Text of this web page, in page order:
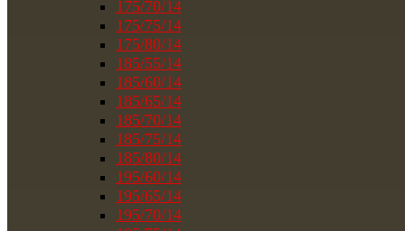
175/70/14
175/75/14
175/80/14
185/55/14
185/60/14
185/65/14
185/70/14
185/75/14
185/80/14
195/60/14
195/65/14
195/70/14